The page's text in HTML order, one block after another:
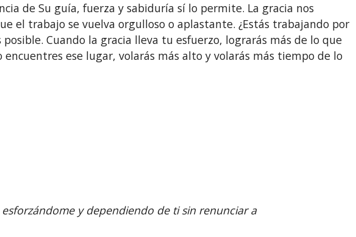
de Su guía, fuerza y sabiduría sí lo permite. La gracia nos
el trabajo se vuelva orgulloso o aplastante. ¿Estás trabajando por
Cuando la gracia lleva tu esfuerzo, lograrás más de lo que
ese lugar, volarás más alto y volarás más tiempo de lo
y dependiendo de ti sin renunciar a